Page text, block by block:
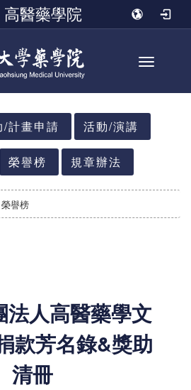
高醫藥學院
Toggle
/計畫申請 活動/演講
榮譽榜 規章辦法
榮譽榜
法人高醫藥學文
款芳名錄&獎助
清冊